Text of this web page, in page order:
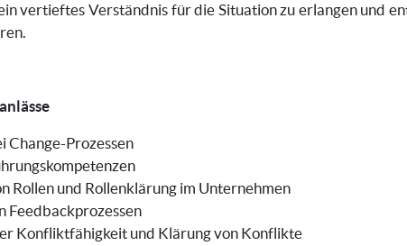
vertieftes Verständnis für die Situation zu erlangen und
Change-Prozessen
Rollen und Rollenklärung im Unternehmen
Feedbackprozessen
Konfliktfähigkeit und Klärung von Konflikte